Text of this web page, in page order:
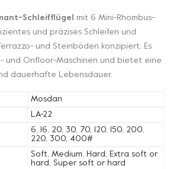
Schleifflügel mit 6 Mini-Rhombus-
und präzises Schleifen und
und Steinböden konzipiert. Es
und Onfloor-Maschinen und bietet eine
dauerhafte Lebensdauer.
Mosdan
LA-22
6, 16, 20, 30, 70, 120, 150, 200,
220, 300, 400#
Soft, Medium, Hard, Extra soft or
hard, Super soft or hard